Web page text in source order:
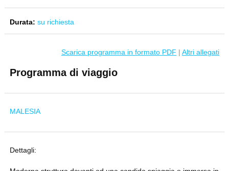
Durata: su richiesta
Scarica programma in formato PDF | Altri allegati
Programma di viaggio
MALESIA
Dettagli: